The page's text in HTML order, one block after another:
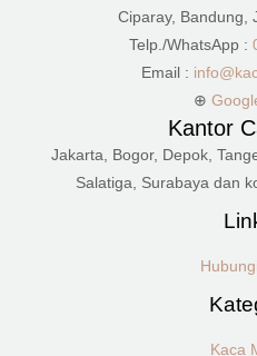
Ciparay, Bandung,
Telp./WhatsApp :
Email :
⊕
Kantor
Jakarta, Bogor, Depok,
Salatiga, Surabaya dan
Kaca